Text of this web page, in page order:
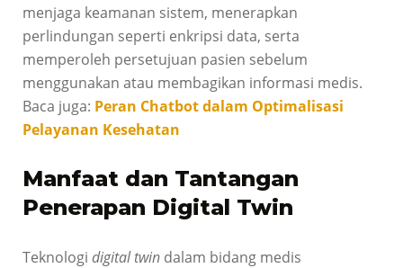
menjaga keamanan sistem, menerapkan
perlindungan seperti enkripsi data, serta
memperoleh persetujuan pasien sebelum
menggunakan atau membagikan informasi medis.
Baca juga: Peran Chatbot dalam Optimalisasi
Pelayanan Kesehatan
Manfaat dan Tantangan
Penerapan Digital Twin
Teknologi digital twin dalam bidang medis